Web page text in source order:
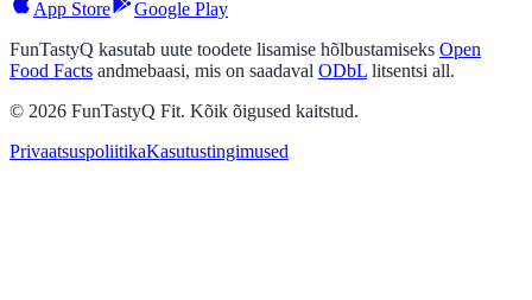
App Store
Google Play
FunTastyQ kasutab uute toodete lisamise hõlbustamiseks Open
Food Facts andmebaasi, mis on saadaval ODbL litsentsi all.
© 2026 FunTastyQ Fit. Kõik õigused kaitstud.
PrivaatsuspoliitikaKasutustingimused